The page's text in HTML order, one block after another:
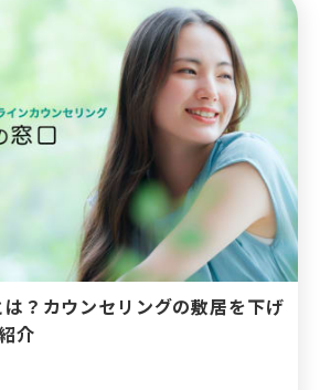
？カウンセリングの敷居を下げ
介